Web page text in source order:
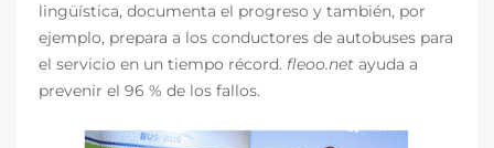
lingüística, documenta el progreso y también, por
ejemplo, prepara a los conductores de autobuses para
el servicio en un tiempo récord. fleoo.net ayuda a
prevenir el 96 % de los fallos.